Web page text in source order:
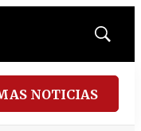
Mostrar
NOTICIAS